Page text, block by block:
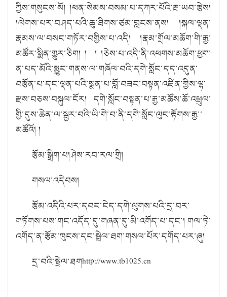
ཀྱིས་གསུངས་སོ། །ཕན་སེམས་བསམ་པ་དཀར་པོའི་རྔ་ཡབ་རྩེས།
།ལེགས་པར་བཤད་པའི་ཆུ་ཐིགས་ཙམ་བླངས་ནས། །སྐལ་ལྡན་
རྣམས་ལ་བསང་གཏོར་བགྱིས་པ་འདི། །རྣམ་གྲོལ་མཆོག་གི་རྒྱ་
མཚོར་སྨིན་གྱུར་ཅིག། ། ། །ཅེས་པ་འདི་ནི་འཕགས་མཆོག་ཕྱག་
ན་པད་མོའི་སྨྱུང་གནས་ལ་གཞོལ་བའི་དགེ་སློང་དད་འདུན་
བརྩོན་པ་དང་ལྡན་པའི་སྨན་པ་བློ་བཟང་བསྟན་འཛིན་གྱིས་ལྷ་
རྫས་བཅས་བསྐུལ་ངོར། དགེ་སློང་བསྟན་པ་རྒྱ་མཚོས་ཆོ་འཕྲུལ་
གྱི་དུས་ཆེན་ལ་སྦྱར་བའི་ཡི་གེ་བ་ནི་དགེ་སློང་ལུང་རྟོགས་རྒྱ་་
མཚོའོ། །
རྩོམ་སྒྲིག་པ།ཤེས་རབ་རལ་གྲི།
གསལ་འདེབས།
རྩོམ་འདིའི་པར་དབང་ངེད་དགེ་ལུགས་པའི་དྲ་བར་
གཏོགས་པས་གང་འདོད་དུ་གཞན་དུ་མི་འགོད་པ་དང་། གལ་ཏེ་
འགོད་ན་རྩོམ་ཁུངས་དང་སྦྲེལ་ཐག་གསལ་པོར་དགོད་པར་ཞུ།
དྲ་བའི་སྦྲེལ་ཐགhttp://www.tb1025.cn